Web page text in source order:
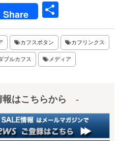
Share
有
カフスボタン カフリンクス
ブルカフス メディア
はこちらから -